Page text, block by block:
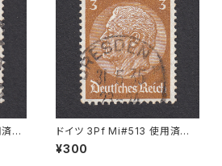
み
ドイツ 3Pf Mi#513 使用済み
切手｜DRESDEN 31.5.1935
¥300